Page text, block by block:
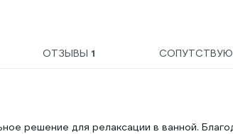
ОТЗЫВЫ 1
решение для релаксации в ванной.